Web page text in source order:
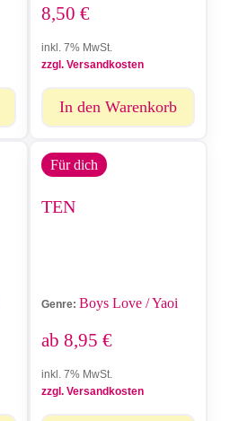
8,50 €
inkl. 7% MwSt.
zzgl. Versandkosten
In den Warenkorb
Für dich
TEN
Genre: Boys Love / Yaoi
ab 8,95 €
inkl. 7% MwSt.
zzgl. Versandkosten